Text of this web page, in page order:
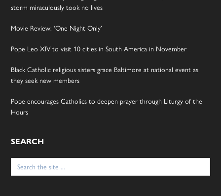
storm miraculously took no lives
Movie Review: ‘One Night Only’
Pope Leo XIV to visit 10 cities in South America in November
Black Catholic religious sisters grace Baltimore at national event as
they seek new members
Pope encourages Catholics to deepen prayer through Liturgy of the
Hours
SEARCH
Search
for: